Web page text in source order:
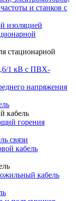
и станков с
изоляцией
стационарной
1 кВ с ПВХ-
напряжения
кабель
горения
связи
кабель
кабель